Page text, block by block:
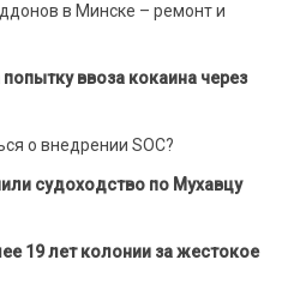
в Минске – ремонт и
ввоза кокаина через
о внедрении SOC?
судоходство по Мухавцу
19 лет колонии за жестокое